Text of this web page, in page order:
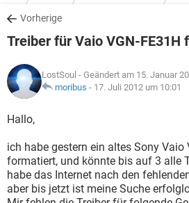
WINDOWS 10
WHATSAPP
FACEBOOK
SPIELE
WHATSAPP
FACEBOOK
DOWNLOADS
SPIELE
ANDROID
WINDOWS 10
WHATSAPP
SPIELE
ANDROID
WINDOWS 10
WHATSAPP
FACEBOOK
LEXIKON
SPIELE
WINDOWS 10
WHATSAPP
Vorherige
Treiber für Vaio VGN-FE31H
LostSoul - Geändert am 15. Januar
moribus - 17. Juli 2012 um 10:01
Hallo,
ich habe gestern ein altes Sony Vaio
formatiert, und könnte bis auf 3 alle
habe das Internet nach den
aber bis jetzt ist meine Suche